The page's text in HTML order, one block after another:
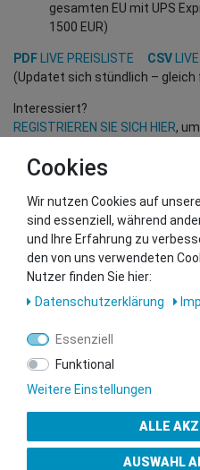
gesamten EU mit UPS
1500 EUR)
PDF LIVE PREISLISTE CSV
(Updatet sich stündlich –
Interessiert?
REGISTRIEREN SIE SICH HIER,
(Nur für Wiederverkäufer und
Sie wollen uns beliefern?
Kontaktieren Sie unser
Whatsapp: +436766684438
info@gsmshop.at
13.02.2024 14:55
Gütesiegel
Cookies
Wir nutzen Cookies auf
sind essenziell, während
und Ihre Erfahrung zu
den von uns verwendeten
Nutzer finden Sie hier:
Daten­schutz­erklärung
Essenziell
Funktional
Weitere Einstellungen
ALLE
AUSWAHL